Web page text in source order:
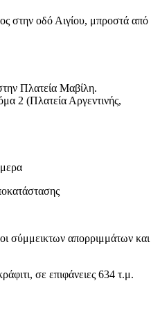
στην οδό Αιγίου, μπροστά από
Πλατεία Μαβίλη.
2 (Πλατεία Αργεντινής,
σύμμεικτων απορριμμάτων και
σε επιφάνειες 634 τ.μ.